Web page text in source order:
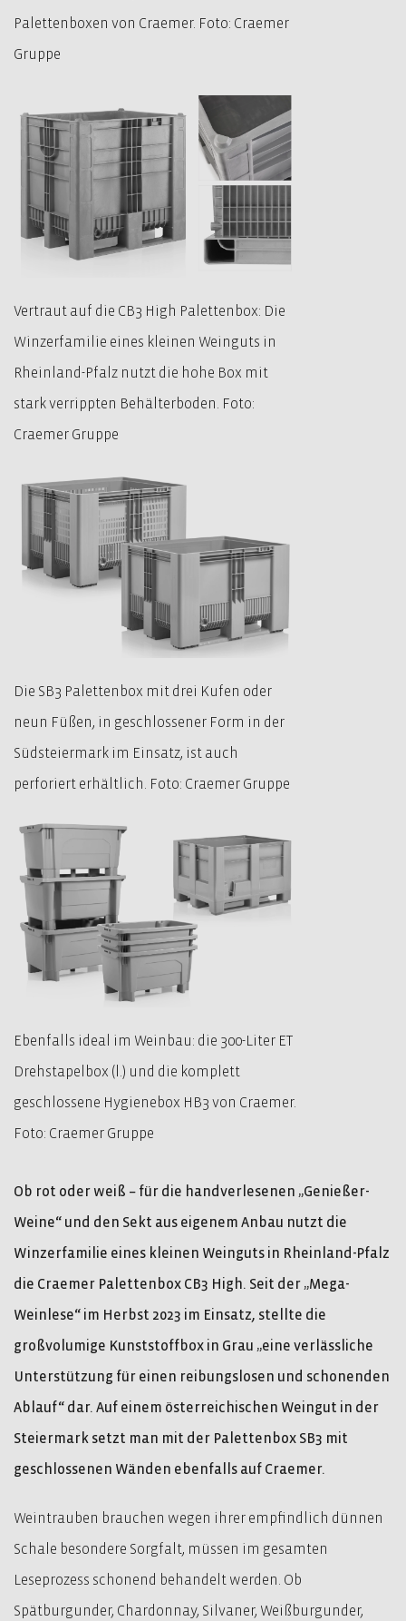
Palettenboxen von Craemer. Foto: Craemer
Gruppe
Vertraut auf die CB3 High Palettenbox: Die
Winzerfamilie eines kleinen Weinguts in
Rheinland-Pfalz nutzt die hohe Box mit
stark verrippten Behälterboden. Foto:
Craemer Gruppe
Die SB3 Palettenbox mit drei Kufen oder
neun Füßen, in geschlossener Form in der
Südsteiermark im Einsatz, ist auch
perforiert erhältlich. Foto: Craemer Gruppe
Ebenfalls ideal im Weinbau: die 300-Liter ET
Drehstapelbox (l.) und die komplett
geschlossene Hygienebox HB3 von Craemer.
Foto: Craemer Gruppe
Ob rot oder weiß – für die handverlesenen „Genießer-
Weine“ und den Sekt aus eigenem Anbau nutzt die
Winzerfamilie eines kleinen Weinguts in Rheinland-Pfalz
die Craemer Palettenbox CB3 High. Seit der „Mega-
Weinlese“ im Herbst 2023 im Einsatz, stellte die
großvolumige Kunststoffbox in Grau „eine verlässliche
Unterstützung für einen reibungslosen und schonenden
Ablauf“ dar. Auf einem österreichischen Weingut in der
Steiermark setzt man mit der Palettenbox SB3 mit
geschlossenen Wänden ebenfalls auf Craemer.
Weintrauben brauchen wegen ihrer empfindlich dünnen
Schale besondere Sorgfalt, müssen im gesamten
Leseprozess schonend behandelt werden. Ob
Spätburgunder, Chardonnay, Silvaner, Weißburgunder,